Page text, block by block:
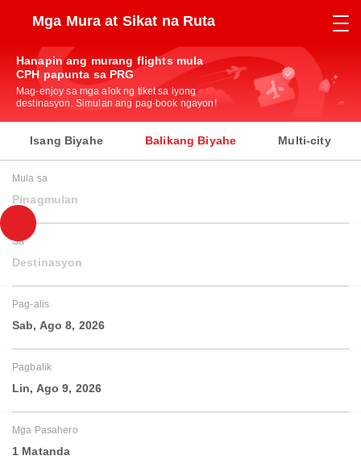
Mga Mura at Sikat na Ruta
Hanapin ang murang flights mula
CPH papunta sa PRG
Mag-enjoy sa mga alok ng tiket sa iyong
destinasyon. Simulan ang pag-book ngayon!
Isang Biyahe Balikang Biyahe Multi-city
Mula sa
Pinagmulan
Sa
Destinasyon
Pag-alis
Sab, Ago 8, 2026
Pagbalik
Lin, Ago 9, 2026
Mga Pasahero
1 Matanda